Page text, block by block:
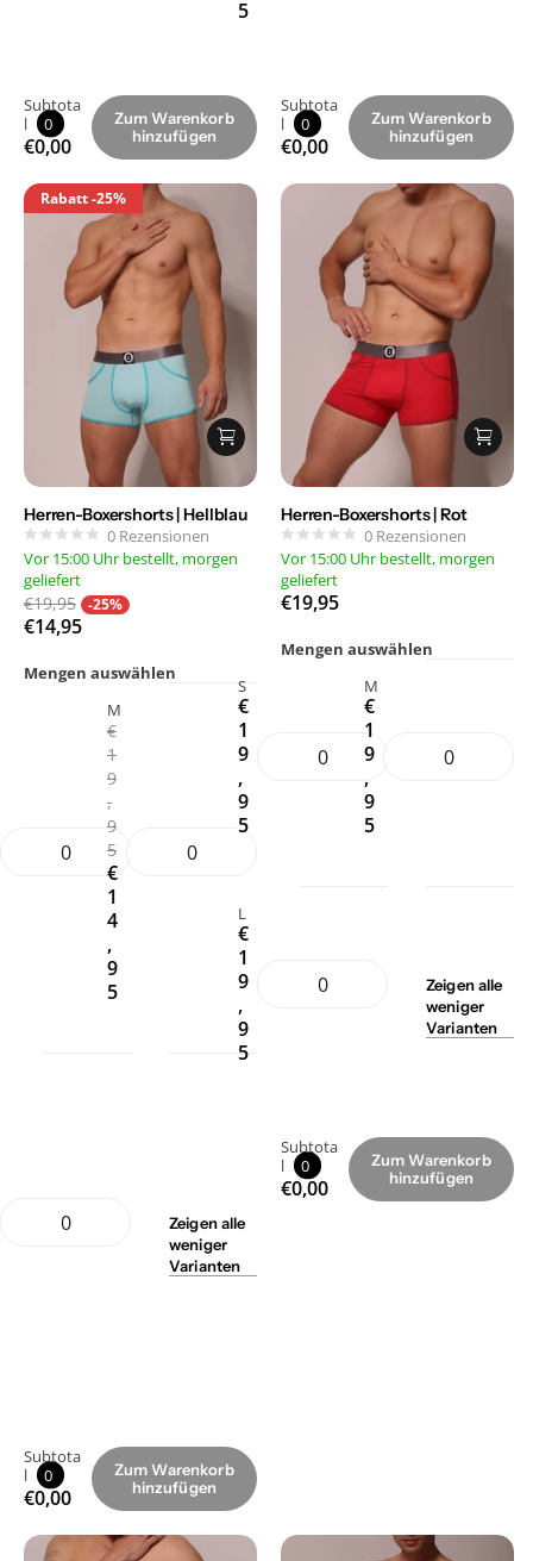
Subtota
l
0
€0,00
Zum Warenkorb
hinzufügen
5
Subtota
l
0
€0,00
Zum Warenkorb
hinzufügen
Rabatt-25%
Herren-Boxershorts | Hellblau
0 Rezensionen
Vor 15:00 Uhr bestellt, morgen
geliefert
€19,95 -25%
€14,95
Mengen auswählen
M
€
1
9
,
9
5
€
1
4
,
9
5
Zeigenalle
weniger
Varianten
Subtota
l
0
€0,00
Zum Warenkorb
hinzufügen
Herren-Boxershorts | Rot
0 Rezensionen
Vor 15:00 Uhr bestellt, morgen
geliefert
€19,95
Mengen auswählen
S
€
1
9
,
9
5
M
€
1
9
,
9
5
L
€
1
9
,
9
5
Zeigenalle
weniger
Varianten
Subtota
l
0
€0,00
Zum Warenkorb
hinzufügen